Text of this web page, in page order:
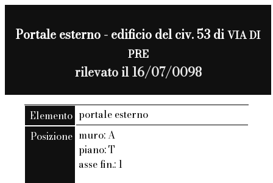
Portale esterno - edificio del civ. 53 diVIA DI
PRE
rilevato il 16/07/0098
Elemento portale esterno
Posizione muro: A
piano: T
asse fin.: 1